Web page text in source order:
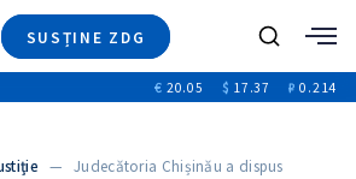
SUSȚINE ZDG
Ştiri
Video
€ 20.05 $ 17.37 ₽ 0.214
— Judecătoria Chișinău a dispus